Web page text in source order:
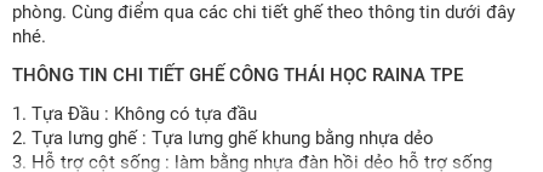
phòng. Cùng điểm qua các chi tiết ghế theo thông tin dưới đây
nhé.
THÔNG TIN CHI TIẾT GHẾ CÔNG THÁI HỌC RAINA TPE
1. Tựa Đầu : Không có tựa đầu
2. Tựa lưng ghế : Tựa lưng ghế khung bằng nhựa dẻo
3. Hỗ trợ cột sống : làm bằng nhựa đàn hồi dẻo hỗ trợ sống